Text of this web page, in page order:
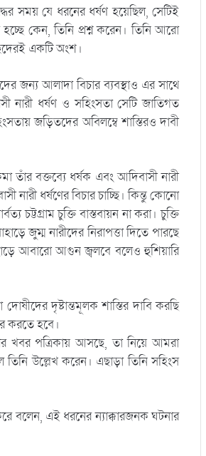
সময় যে ধরনের ধর্ষণ হয়েছিল, সেটিই
কেন, তিনি প্রশ্ন করেন। তিনি আরো
একটি অংশ।
জন্য আলাদা বিচার ব্যবস্থাও এর সাথে
নারী ধর্ষণ ও সহিংসতা সেটি জাতিগত
জড়িতদের অবিলম্বে শাস্তিরও দাবী
তাঁর বক্তব্যে ধর্ষক এবং আদিবাসী নারী
নারী ধর্ষণের বিচার চাচ্ছি। কিন্তু কোনো
চট্টগ্রাম চুক্তি বাস্তবায়ন না করা। চুক্তি
জুম্ম নারীদের নিরাপত্তা দিতে পারছে
আবারো আগুন জ্বলবে বলেও হুশিয়ারি
দৃষ্টান্তমূলক শাস্তির দাবি করছি
করতে হবে।
খবর পত্রিকায় আসছে, তা নিয়ে আমরা
তিনি উল্লেখ করেন। এছাড়া তিনি সহিংস
বলেন, এই ধরনের ন্যাক্কারজনক ঘটনার